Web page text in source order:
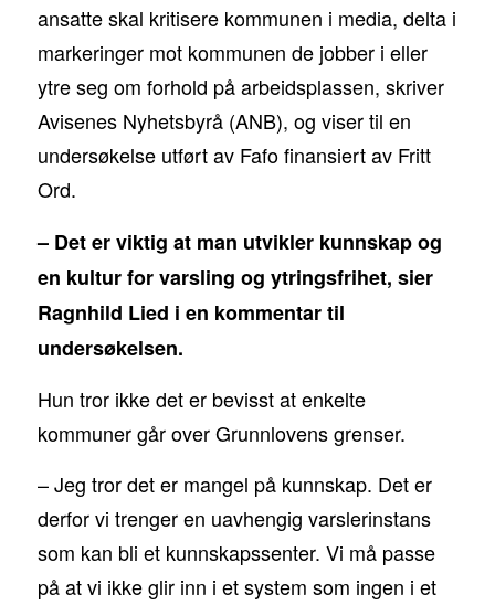
ansatte skal kritisere kommunen i media, delta i
markeringer mot kommunen de jobber i eller
ytre seg om forhold på arbeidsplassen, skriver
Avisenes Nyhetsbyrå (ANB), og viser til en
undersøkelse utført av Fafo finansiert av Fritt
Ord.
– Det er viktig at man utvikler kunnskap og
en kultur for varsling og ytringsfrihet, sier
Ragnhild Lied i en kommentar til
undersøkelsen.
Hun tror ikke det er bevisst at enkelte
kommuner går over Grunnlovens grenser.
– Jeg tror det er mangel på kunnskap. Det er
derfor vi trenger en uavhengig varslerinstans
som kan bli et kunnskapssenter. Vi må passe
på at vi ikke glir inn i et system som ingen i et